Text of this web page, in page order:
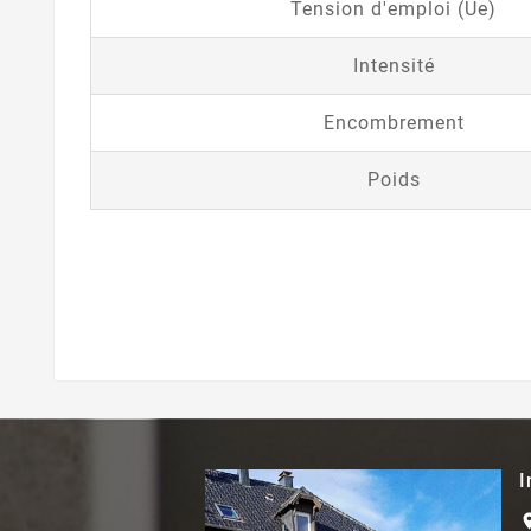
Tension d'emploi (Ue)
Intensité
Encombrement
Poids